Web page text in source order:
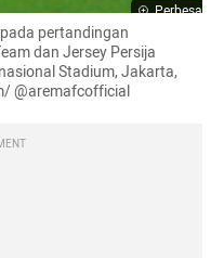
Perbesar
pertandingan
dan Jersey Persija
Stadium, Jakarta,
@aremafcofficial